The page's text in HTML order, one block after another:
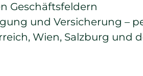
Geschäftsfeldern
und Versicherung –
Wien, Salzburg und